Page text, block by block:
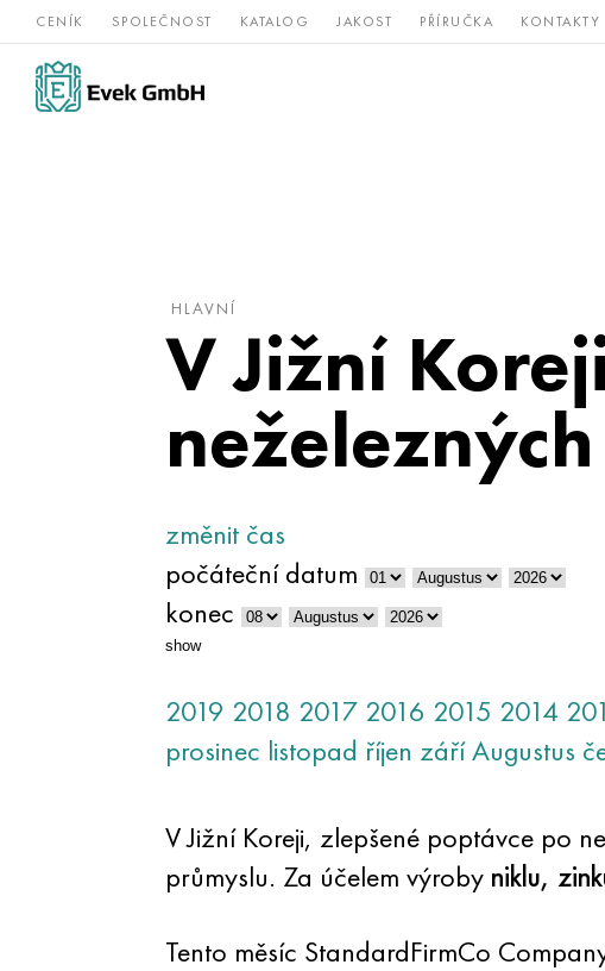
CENÍK SPOLEČNOST KATALOG JAKOST PŘÍRUČKA KONTAKTY
Slitiny
niklu
nerezová Vzácné a
HLAVNÍ
V Jižní
změnit čas
počáteční datum
konec
show
2019 2018 2017 2016 2015 2014
prosinec listopad říjen záříAugustus
V Jižní Koreji, zlepšené poptávce po
průmyslu. Za účelem výroby niklu,
Tento měsíc StandardFirmCo